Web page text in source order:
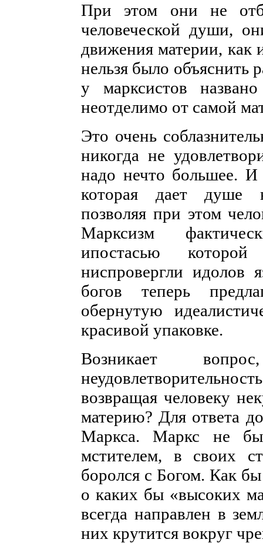
При этом они не
человеческой души,
движения материи, как
нельзя было объяснить
у марксистов
неотделимо от самой
Это очень
никогда не
надо нечто большее. И
которая дает душе
позволяя при этом
Марксизм
ипостасью
ниспровергли идолов
богов теперь
обернутую
красивой упаковке.
Возникает
возвращая человеку
материю? Для ответа
Маркса. Маркс не
мстителем, в своих
боролся с Богом. Как
о каких бы «высоких
всегда направлен в
них крутится вокруг